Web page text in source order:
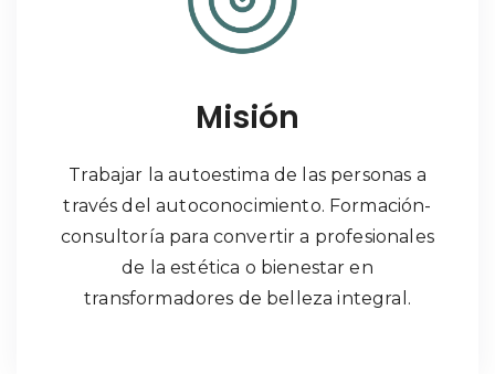
Misión
Trabajar la autoestima de las personas a
través del autoconocimiento. Formación-
consultoría para convertir a profesionales
de la estética o bienestar en
transformadores de belleza integral.